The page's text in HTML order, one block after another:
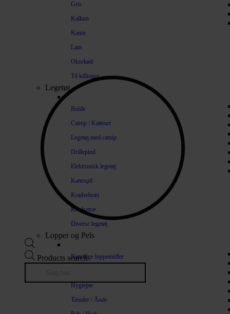
Gris
Kalkun
Kanin
Lam
Oksekød
Til killinger
Legetøj
Bolde
Catnip / Katteurt
Legetøj med catnip
Drillepind
Elektronisk legetøj
Kattespil
Kradsebræt
Kradsetræ
Diverse legetøj
Lopper og Pels
Naturlige loppemidler
Hygiejne
Tænder / Ånde
Products search